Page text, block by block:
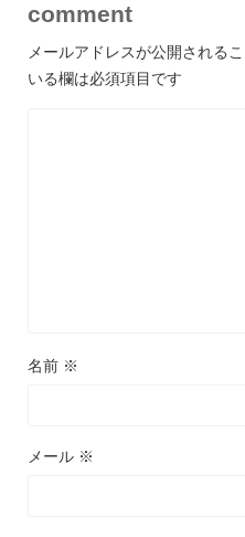
comment
メールアドレスが公開される
いる欄は必須項目です
名前 ※
メール ※